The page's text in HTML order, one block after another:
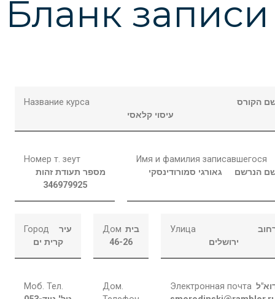
Бланк записи
Название курса
הקורס
עיסוי קלאסי
Номер т. зеут
מספר תעודת זהות
346979925
Имя и фамилия записавшегося
הנרשם
גאורגי סמורודינסקי
Город
עיר
קרית ים
Дом בית
46-26
Улица
ירושלים
Моб. Тел.
Дом.
Электронная почта